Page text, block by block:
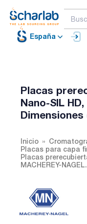
España
Placas
Nano-SIL HD,
Dimensiones
Inicio
Placas para capa
Placas
MACHEREY-